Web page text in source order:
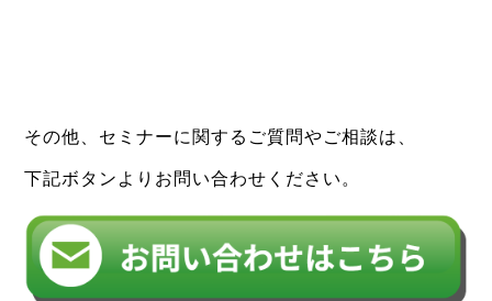
その他、セミナーに関するご質問やご相談は、
下記ボタンよりお問い合わせください。